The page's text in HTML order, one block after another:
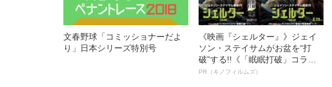
文春野球「コミッショナーだよ
り」日本シリーズ特別号
《映画『シェルター』》ジェイ
ソン・ステイサムがお盆を“打
破”する!!《「眠眠打破」コラ
ボ》
PR（キノフィルムズ）